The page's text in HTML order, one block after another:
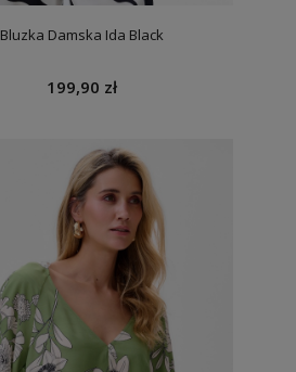
Bluzka Damska Ida Black
199,90 zł